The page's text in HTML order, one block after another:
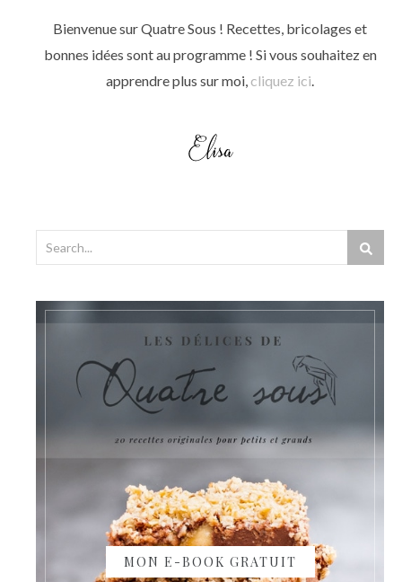
Bienvenue sur Quatre Sous ! Recettes, bricolages et
bonnes idées sont au programme ! Si vous souhaitez en
apprendre plus sur moi, cliquez ici.
MON E-BOOK GRATUIT